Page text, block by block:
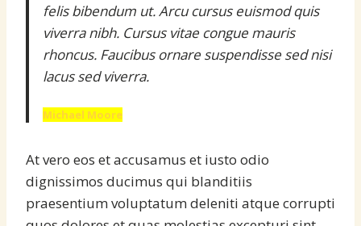
felis bibendum ut. Arcu cursus euismod quis
viverra nibh. Cursus vitae congue mauris
rhoncus. Faucibus ornare suspendisse sed nisi
lacus sed viverra.
Michael Moore
At vero eos et accusamus et iusto odio
dignissimos ducimus qui blanditiis
praesentium voluptatum deleniti atque corrupti